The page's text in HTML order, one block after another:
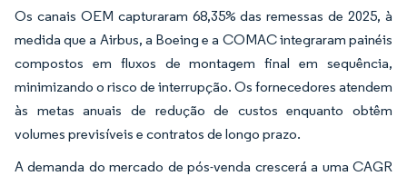
Os canais OEM capturaram 68,35% das remessas de 2025, à
medida que a Airbus, a Boeing e a COMAC integraram painéis
compostos em fluxos de montagem final em sequência,
minimizando o risco de interrupção. Os fornecedores atendem
às metas anuais de redução de custos enquanto obtêm
volumes previsíveis e contratos de longo prazo.
A demanda do mercado de pós-venda crescerá a uma CAGR